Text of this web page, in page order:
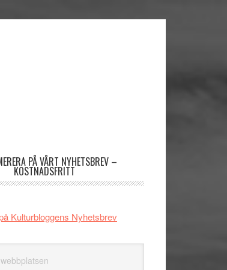
PÅ VÅRT NYHETSBREV –
KOSTNADSFRITT
Kulturbloggens Nyhetsbrev